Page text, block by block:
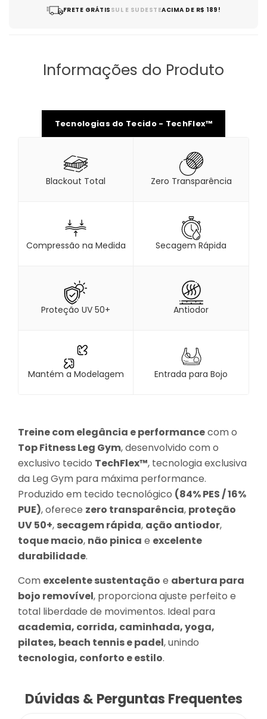
FRETE GRÁTIS SUL E SUDESTEACIMA DE R$ 189!
Informações do Produto
Tecnologias do Tecido - TechFlex™
Blackout Total Zero Transparência
Compressão na Medida Secagem Rápida
Proteção UV 50+ Antiodor
Mantém a Modelagem Entrada para Bojo
Treine com elegância e performancecom o
Top Fitness Leg Gym, desenvolvido com o
exclusivo tecido TechFlex™, tecnologia exclusiva
da Leg Gym para máxima performance.
Produzido em tecido tecnológico (84% PES / 16%
PUE), oferece zero transparência, proteção
UV 50+, secagem rápida, ação antiodor,
toque macio, não pinica e excelente
durabilidade.
Com excelente sustentação e abertura para
bojo removível, proporciona ajuste perfeito e
total liberdade de movimentos. Ideal para
academia, corrida, caminhada, yoga,
pilates, beach tennis e padel, unindo
tecnologia, conforto e estilo.
Dúvidas & Perguntas Frequentes